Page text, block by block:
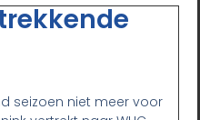
seizoen niet meer voor